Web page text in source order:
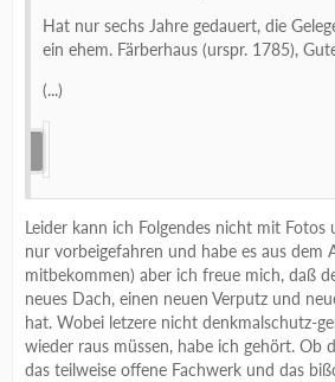
Hat nur sechs Jahre gedauert, die
ein ehem. Färberhaus (urspr. 1785),
(...)
Leider kann ich Folgendes nicht mit Fotos
nur vorbeigefahren und habe es aus dem
mitbekommen) aber ich freue mich, daß
neues Dach, einen neuen Verputz und
hat. Wobei letzere nicht denkmalschutz-
wieder raus müssen, habe ich gehört. Ob
das teilweise offene Fachwerk und das